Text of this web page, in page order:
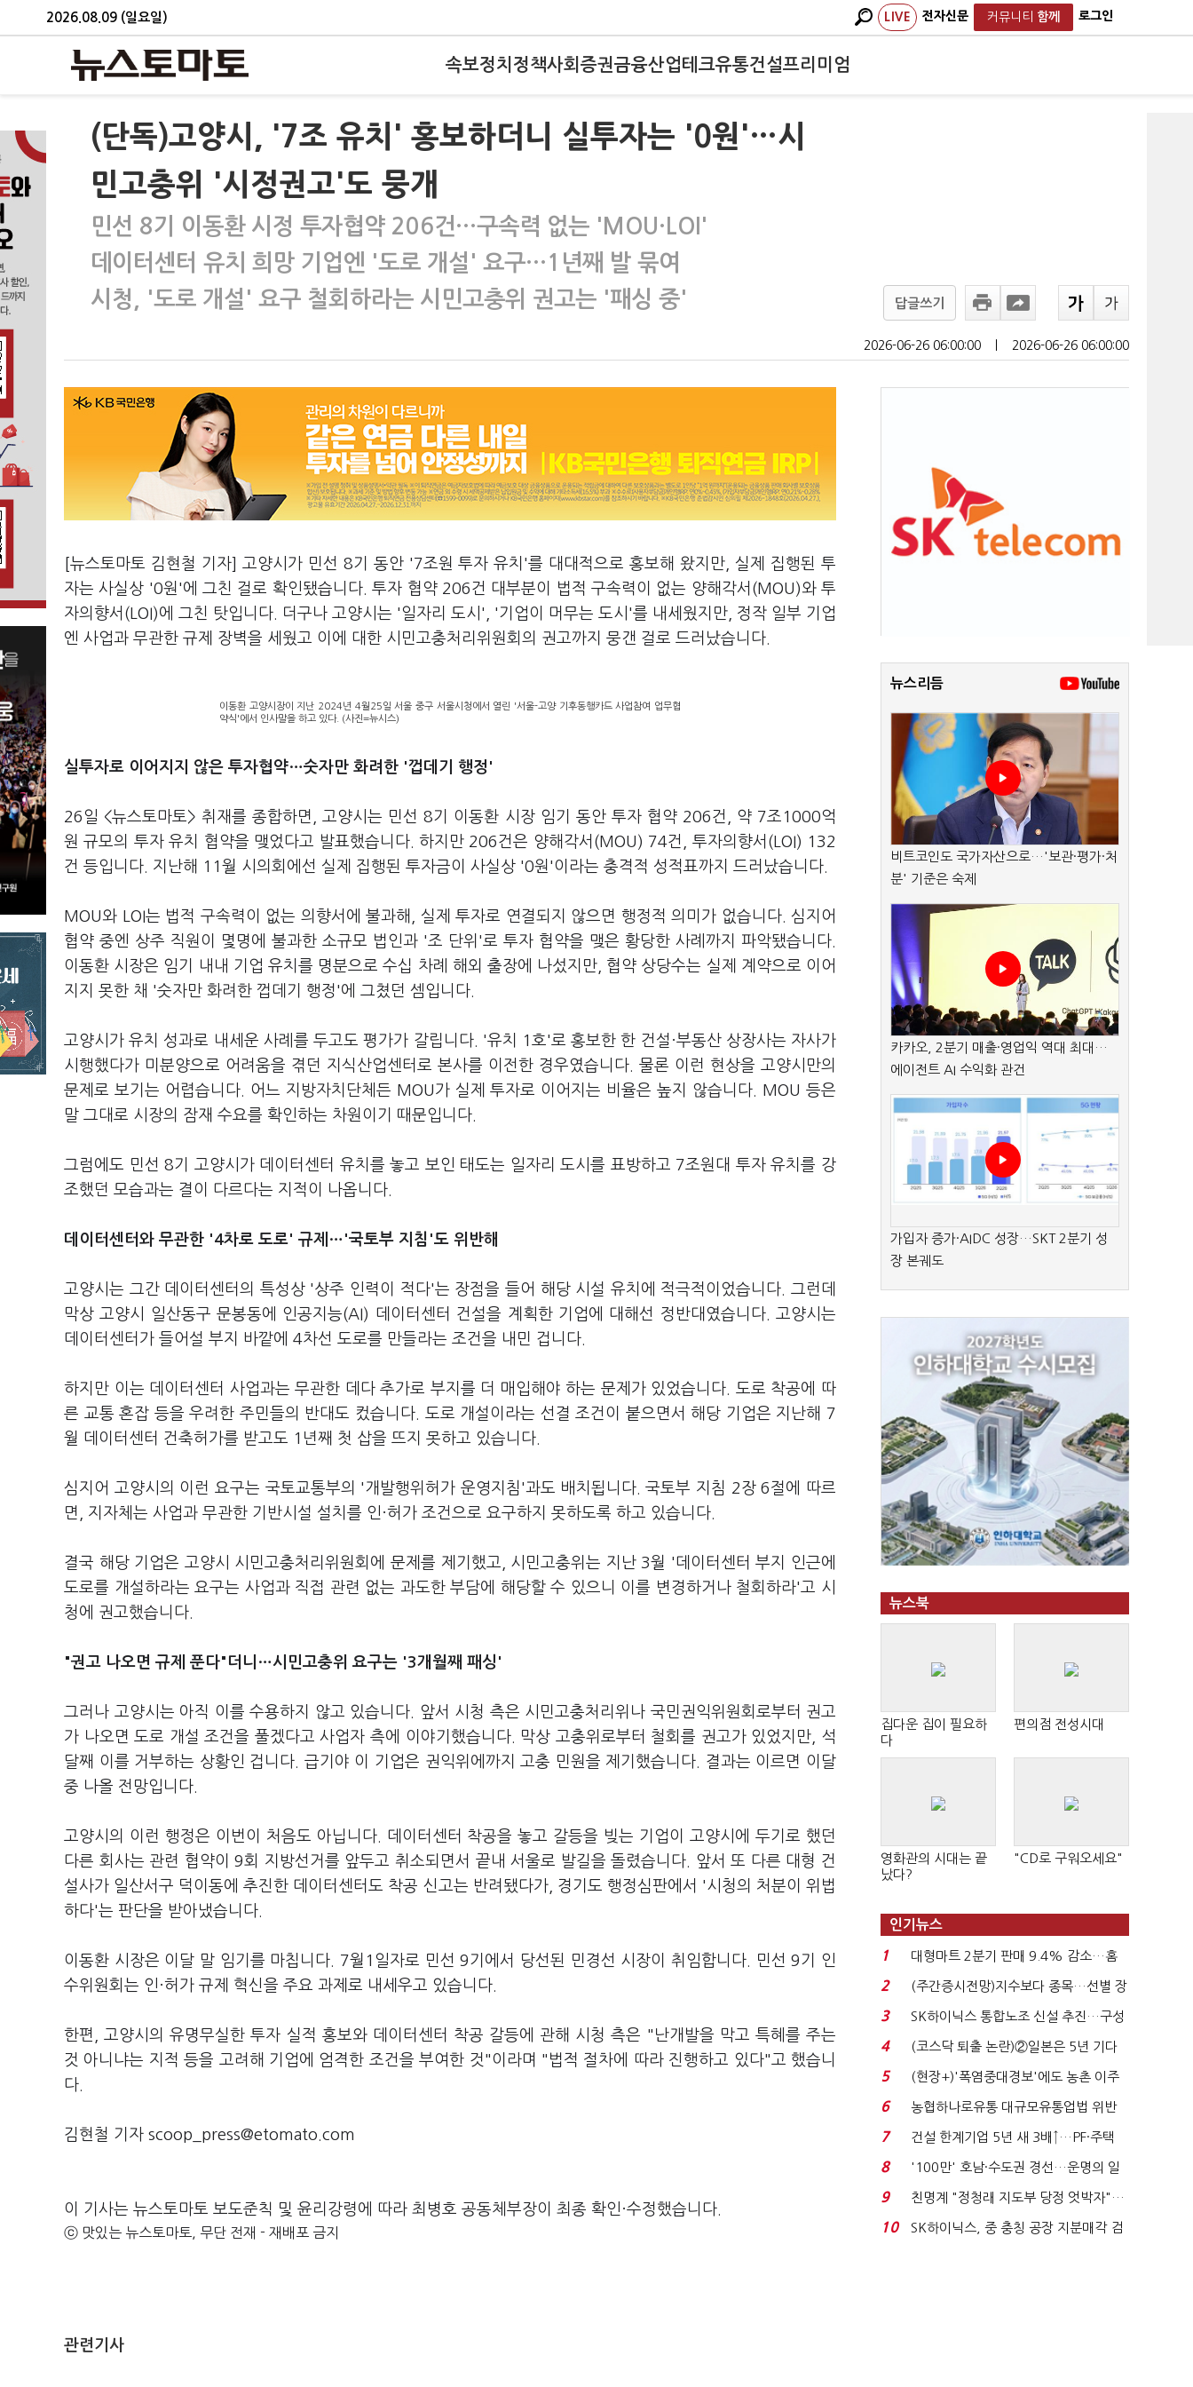
2026.08.09 (일요일) LIVE 전자신문 커뮤니티 함께 로그인
속보정치 정책사회 증권금융산업테크유통건설프리미엄
(단독)고양시, '7조 유치' 홍보하더니 실투자는 '0원'…시
민고충위 '시정권고'도 뭉개
민선 8기 이동환 시정 투자협약 206건…구속력 없는 'MOU·LOI'
데이터센터 유치 희망 기업엔 '도로 개설' 요구…1년째 발 묶여
시청, '도로 개설' 요구 철회하라는 시민고충위 권고는 '패싱 중'
답글쓰기
2026-06-26 06:00:00 2026-06-26 06:00:00
[뉴스토마토 김현철 기자] 고양시가 민선 8기 동안 '7조원 투자 유치'를 대대적으로 홍보해 왔지만, 실제 집행된 투
자는 사실상 '0원'에 그친 걸로 확인됐습니다. 투자 협약 206건 대부분이 법적 구속력이 없는 양해각서(MOU)와 투
자의향서(LOI)에 그친 탓입니다. 더구나 고양시는 '일자리 도시', '기업이 머무는 도시'를 내세웠지만, 정작 일부 기업
엔 사업과 무관한 규제 장벽을 세웠고 이에 대한 시민고충처리위원회의 권고까지 뭉갠 걸로 드러났습니다.
이동환 고양시장이 지난 2024년 4월25일 서울 중구 서울시청에서 열린 '서울-고양 기후동행카드 사업참여 업무협
약식'에서 인사말을 하고 있다. (사진=뉴시스)
실투자로 이어지지 않은 투자협약…숫자만 화려한 '껍데기 행정'
26일 <뉴스토마토> 취재를 종합하면, 고양시는 민선 8기 이동환 시장 임기 동안 투자 협약 206건, 약 7조1000억
원 규모의 투자 유치 협약을 맺었다고 발표했습니다. 하지만 206건은 양해각서(MOU) 74건, 투자의향서(LOI) 132
건 등입니다. 지난해 11월 시의회에선 실제 집행된 투자금이 사실상 '0원'이라는 충격적 성적표까지 드러났습니다.
MOU와 LOI는 법적 구속력이 없는 의향서에 불과해, 실제 투자로 연결되지 않으면 행정적 의미가 없습니다. 심지어
협약 중엔 상주 직원이 몇명에 불과한 소규모 법인과 '조 단위'로 투자 협약을 맺은 황당한 사례까지 파악됐습니다.
이동환 시장은 임기 내내 기업 유치를 명분으로 수십 차례 해외 출장에 나섰지만, 협약 상당수는 실제 계약으로 이어
지지 못한 채 '숫자만 화려한 껍데기 행정'에 그쳤던 셈입니다.
고양시가 유치 성과로 내세운 사례를 두고도 평가가 갈립니다. '유치 1호'로 홍보한 한 건설·부동산 상장사는 자사가
시행했다가 미분양으로 어려움을 겪던 지식산업센터로 본사를 이전한 경우였습니다. 물론 이런 현상을 고양시만의
문제로 보기는 어렵습니다. 어느 지방자치단체든 MOU가 실제 투자로 이어지는 비율은 높지 않습니다. MOU 등은
말 그대로 시장의 잠재 수요를 확인하는 차원이기 때문입니다.
그럼에도 민선 8기 고양시가 데이터센터 유치를 놓고 보인 태도는 일자리 도시를 표방하고 7조원대 투자 유치를 강
조했던 모습과는 결이 다르다는 지적이 나옵니다.
데이터센터와 무관한 '4차로 도로' 규제…'국토부 지침'도 위반해
고양시는 그간 데이터센터의 특성상 '상주 인력이 적다'는 장점을 들어 해당 시설 유치에 적극적이었습니다. 그런데
막상 고양시 일산동구 문봉동에 인공지능(AI) 데이터센터 건설을 계획한 기업에 대해선 정반대였습니다. 고양시는
데이터센터가 들어설 부지 바깥에 4차선 도로를 만들라는 조건을 내민 겁니다.
하지만 이는 데이터센터 사업과는 무관한 데다 추가로 부지를 더 매입해야 하는 문제가 있었습니다. 도로 착공에 따
른 교통 혼잡 등을 우려한 주민들의 반대도 컸습니다. 도로 개설이라는 선결 조건이 붙으면서 해당 기업은 지난해 7
월 데이터센터 건축허가를 받고도 1년째 첫 삽을 뜨지 못하고 있습니다.
심지어 고양시의 이런 요구는 국토교통부의 '개발행위허가 운영지침'과도 배치됩니다. 국토부 지침 2장 6절에 따르
면, 지자체는 사업과 무관한 기반시설 설치를 인·허가 조건으로 요구하지 못하도록 하고 있습니다.
결국 해당 기업은 고양시 시민고충처리위원회에 문제를 제기했고, 시민고충위는 지난 3월 '데이터센터 부지 인근에
도로를 개설하라는 요구는 사업과 직접 관련 없는 과도한 부담에 해당할 수 있으니 이를 변경하거나 철회하라'고 시
청에 권고했습니다.
"권고 나오면 규제 푼다"더니…시민고충위 요구는 '3개월째 패싱'
그러나 고양시는 아직 이를 수용하지 않고 있습니다. 앞서 시청 측은 시민고충처리위나 국민권익위원회로부터 권고
가 나오면 도로 개설 조건을 풀겠다고 사업자 측에 이야기했습니다. 막상 고충위로부터 철회를 권고가 있었지만, 석
달째 이를 거부하는 상황인 겁니다. 급기야 이 기업은 권익위에까지 고충 민원을 제기했습니다. 결과는 이르면 이달
중 나올 전망입니다.
고양시의 이런 행정은 이번이 처음도 아닙니다. 데이터센터 착공을 놓고 갈등을 빚는 기업이 고양시에 두기로 했던
다른 회사는 관련 협약이 9회 지방선거를 앞두고 취소되면서 끝내 서울로 발길을 돌렸습니다. 앞서 또 다른 대형 건
설사가 일산서구 덕이동에 추진한 데이터센터도 착공 신고는 반려됐다가, 경기도 행정심판에서 '시청의 처분이 위법
하다'는 판단을 받아냈습니다.
이동환 시장은 이달 말 임기를 마칩니다. 7월1일자로 민선 9기에서 당선된 민경선 시장이 취임합니다. 민선 9기 인
수위원회는 인·허가 규제 혁신을 주요 과제로 내세우고 있습니다.
한편, 고양시의 유명무실한 투자 실적 홍보와 데이터센터 착공 갈등에 관해 시청 측은 "난개발을 막고 특혜를 주는
것 아니냐는 지적 등을 고려해 기업에 엄격한 조건을 부여한 것"이라며 "법적 절차에 따라 진행하고 있다"고 했습니
다.
김현철 기자 scoop_press@etomato.com
이 기사는 뉴스토마토 보도준칙 및 윤리강령에 따라 최병호 공동체부장이 최종 확인·수정했습니다.
ⓒ 맛있는 뉴스토마토, 무단 전재 - 재배포 금지
관련기사
뉴스리듬
비트코인도 국가자산으로…'보관·평가·처
분' 기준은 숙제
카카오, 2분기 매출·영업익 역대 최대…
에이전트 AI 수익화 관건
가입자 증가·AIDC 성장…SKT 2분기 성
장 본궤도
뉴스북
집다운 집이 필요하
다
편의점 전성시대
영화관의 시대는 끝
났다?
"CD로 구워오세요"
인기뉴스
1
대형마트 2분기 판매 9.4% 감소…홈
플러스 사태 여파...
2
(주간증시전망)지수보다 종목…선별 장
세 이어진다...
3
SK하이닉스 통합노조 신설 추진…구성
원 간 성과급 불...
4
(코스닥 퇴출 논란)②일본은 5년 기다
려주는데 우리는 ...
5
(현장+)'폭염중대경보'에도 농촌 이주
노동자는 강행군…'야...
6
농협하나로유통 대규모유통업법 위반
적발…공정위, 과...
7
건설 한계기업 5년 새 3배↑…PF·주택
침체에 재무 ...
8
'100만' 호남·수도권 경선…운명의 일
주일
9
친명계 "정청래 지도부 당정 엇박자"…
친청계 "신천지 오...
10
SK하이닉스, 중 충칭 공장 지분매각 검